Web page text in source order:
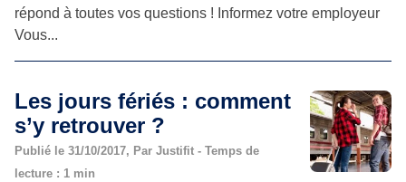
répond à toutes vos questions ! Informez votre employeur
Vous...
Les jours fériés : comment
s’y retrouver ?
Publié le 31/10/2017, Par Justifit - Temps de
lecture : 1 min